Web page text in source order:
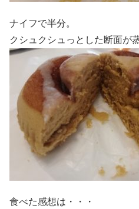
ナイフで半分。
クシュクシュっとした断面が
食べた感想は・・・